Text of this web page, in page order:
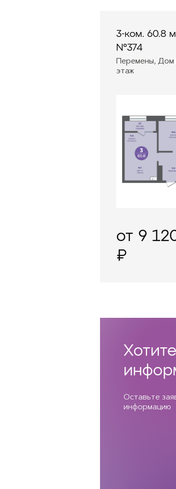
3-ком. 60.8
№374
Перемены,
этаж
от 9
₽
Оставьте
информацию